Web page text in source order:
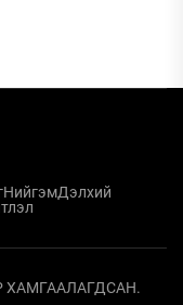
НийгэмДэлхий
ХАМГААЛАГДСАН.